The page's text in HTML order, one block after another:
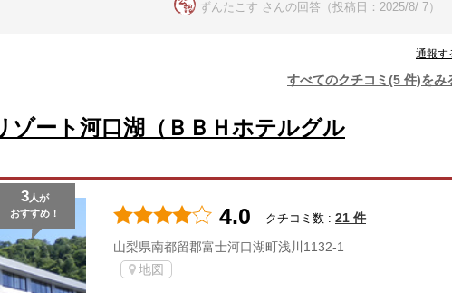
ずんたこす さんの回答（投稿日：2025/8/ 7）
通報す
すべてのクチコミ(5 件)をみ
ゾート河口湖（ＢＢＨホテルグル
3人が
おすすめ！
4.0 クチコミ数 : 21 件
山梨県南都留郡富士河口湖町浅川1132-1
地図